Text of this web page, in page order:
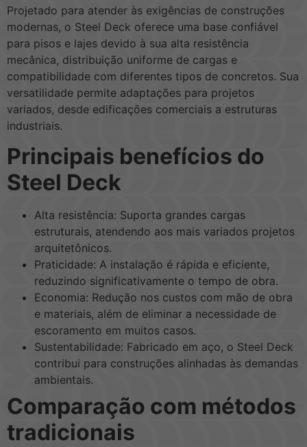
Projetado para atender às exigências de construções
modernas, o Steel Deck oferece uma base confiável
para pisos e lajes devido à sua alta resistência
mecânica, distribuição uniforme de cargas e
compatibilidade com diferentes tipos de concretos. Sua
versatilidade permite adaptações para projetos
variados, desde edificações comerciais a estruturas
industriais.
Principais benefícios do
Steel Deck
Alta resistência: Suporta grandes cargas
estruturais, atendendo aos mais variados projetos
arquitetônicos.
Praticidade: A instalação é rápida e eficiente,
reduzindo significativamente o tempo de obra.
Economia: Redução nos custos com mão de obra
e materiais, além de eliminar a necessidade de
escoramento em muitos casos.
Sustentabilidade: Fabricado em aço, o Steel Deck
contribui para construções alinhadas às demandas
ambientais.
Comparação com métodos
tradicionais